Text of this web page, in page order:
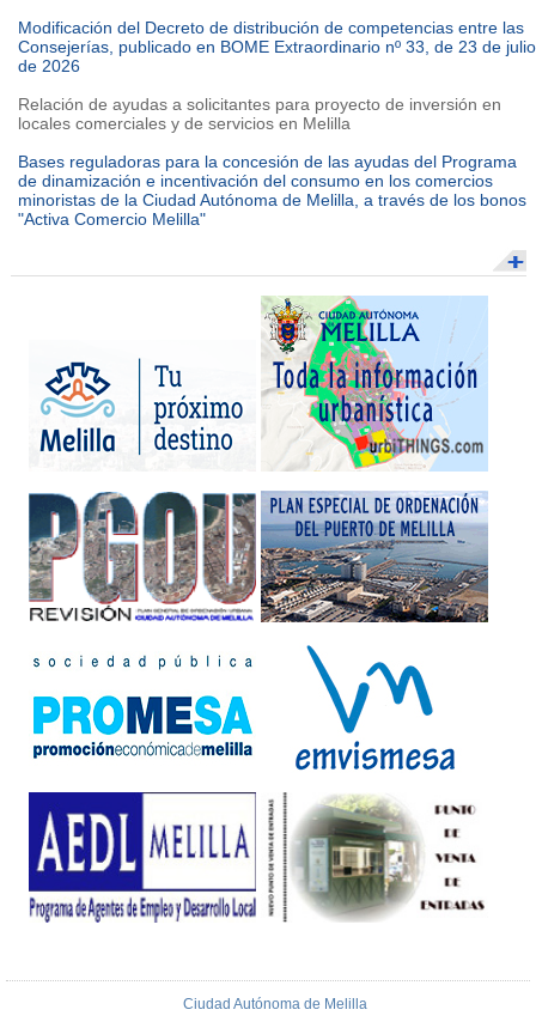
Modificación del Decreto de distribución de competencias entre las
Consejerías, publicado en BOME Extraordinario nº 33, de 23 de julio
de 2026
Relación de ayudas a solicitantes para proyecto de inversión en
locales comerciales y de servicios en Melilla
Bases reguladoras para la concesión de las ayudas del Programa
de dinamización e incentivación del consumo en los comercios
minoristas de la Ciudad Autónoma de Melilla, a través de los bonos
"Activa Comercio Melilla"
Ciudad Autónoma de Melilla